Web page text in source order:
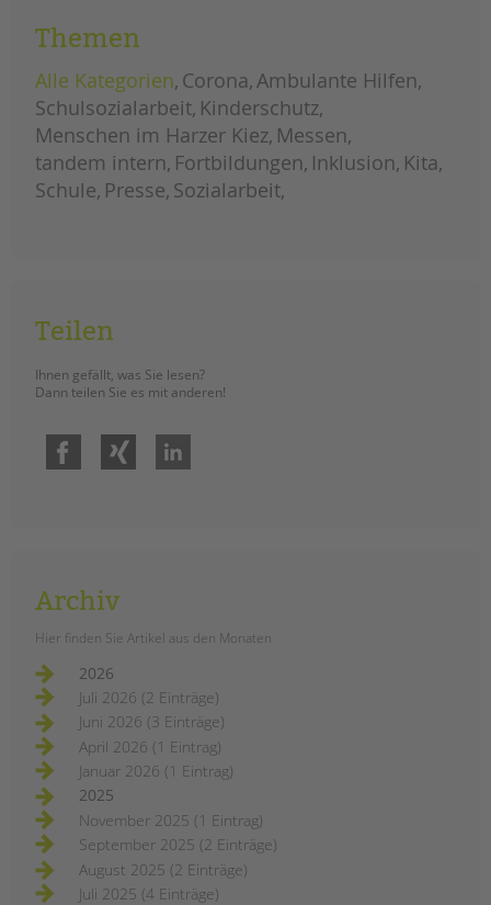
Themen
Alle Kategorien Corona Ambulante Hilfen
Schulsozialarbeit Kinderschutz
Menschen im Harzer Kiez Messen
tandem intern Fortbildungen Inklusion Kita
Schule Presse Sozialarbeit
Teilen
Ihnen gefällt, was Sie lesen?
Dann teilen Sie es mit anderen!
Facebook
Archiv
Hier finden Sie Artikel aus den Monaten
2026
Juli 2026 (2 Einträge)
Juni 2026 (3 Einträge)
April 2026 (1 Eintrag)
Januar 2026 (1 Eintrag)
2025
November 2025 (1 Eintrag)
September 2025 (2 Einträge)
August 2025 (2 Einträge)
Juli 2025 (4 Einträge)